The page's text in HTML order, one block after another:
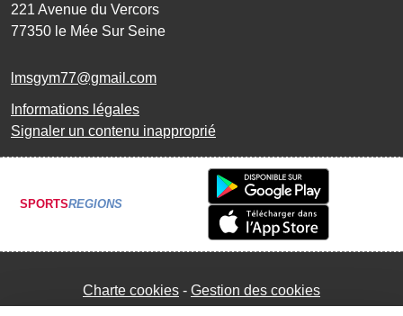
221 Avenue du Vercors
77350 le Mée Sur Seine
lmsgym77@gmail.com
Informations légales
Signaler un contenu inapproprié
SPORTSREGIONS
Charte cookies Gestion des cookies